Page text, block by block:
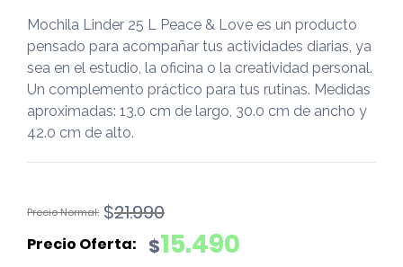
Mochila Linder 25 L Peace & Love es un producto
pensado para acompañar tus actividades diarias, ya
sea en el estudio, la oficina o la creatividad personal.
Un complemento práctico para tus rutinas. Medidas
aproximadas: 13.0 cm de largo, 30.0 cm de ancho y
42.0 cm de alto.
$21.990
El
original
$15.490
El
actual